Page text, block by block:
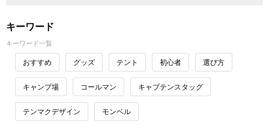
キーワード
キーワード一覧
おすすめ グッズ テント 初心者 選び方
キャンプ場 コールマン キャプテンスタッグ
テンマクデザイン モンベル